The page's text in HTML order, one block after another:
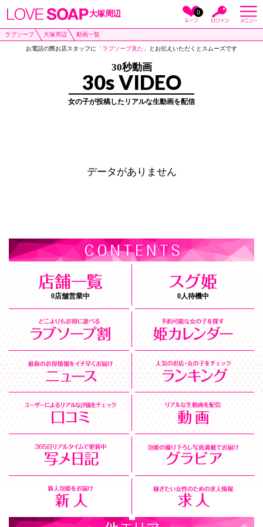
大塚周辺 0
ラブソープ 大塚周辺 動画一覧
お電話の際お店スタッフに 「ラブソープ見た」 とお伝えいただくとスムーズです
30秒動画
30s VIDEO
女の子が投稿したリアルな生動画を配信
データがありません
0店舗営業中 0人待機中